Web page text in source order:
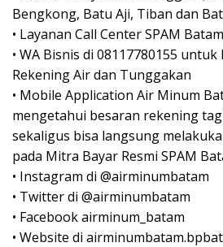
Bengkong, Batu Aji, Tiban dan
• Layanan Call Center SPAM
• WA Bisnis di 08117780155
Rekening Air dan Tunggakan
• Mobile Application Air Minum
mengetahui besaran rekening
sekaligus bisa langsung
pada Mitra Bayar Resmi SPAM
• Instagram di @airminumbatam
• Twitter di @airminumbatam
• Facebook airminum_batam
• Website di